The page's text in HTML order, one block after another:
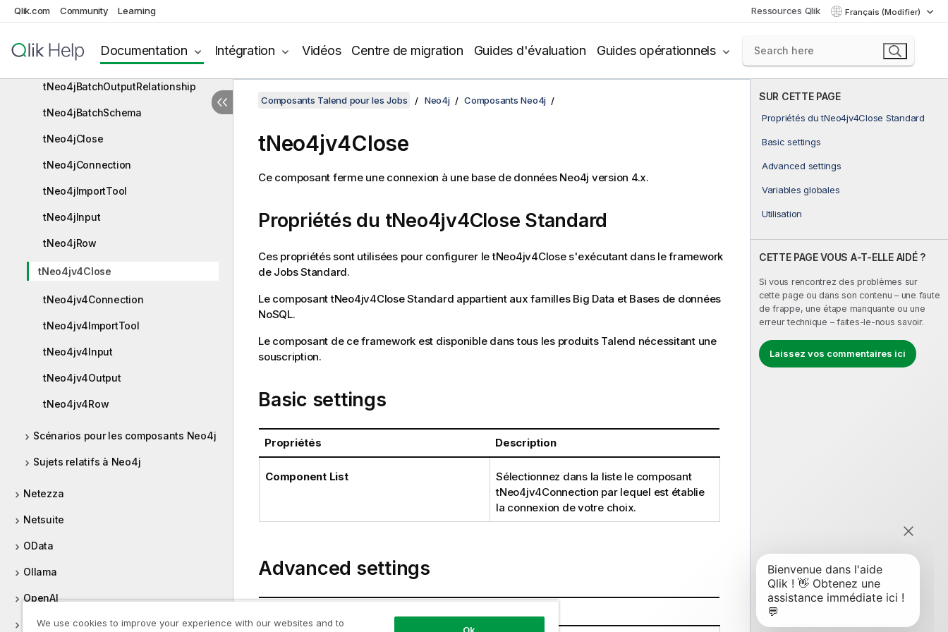
Qlik.com Community Learning Ressources Qlik Français (Modifier)
Documentation Intégration Vidéos Centre de migration Guides d'évaluation Guides opérationnels
Neo4j
tNeo4jBatchOutput
tNeo4jBatchOutputRelationship
tNeo4jBatchSchema
tNeo4jClose
tNeo4jConnection
tNeo4jImportTool
tNeo4jInput
tNeo4jRow
tNeo4jv4Close
tNeo4jv4Connection
tNeo4jv4ImportTool
tNeo4jv4Input
tNeo4jv4Output
tNeo4jv4Row
Scénarios pour les composants Neo4j
Sujets relatifs à Neo4j
Netezza
Netsuite
OData
Ollama
OpenAI
Oracle
SUR CETTE PAGE
Propriétés du tNeo4jv4Close Standard
Basic settings
Advanced settings
Variables globales
Utilisation
CETTE PAGE VOUS A-T-ELLE AIDÉ ?
Si vous rencontrez des problèmes sur
cette page ou dans son contenu – une faute
de frappe, une étape manquante ou une
erreur technique – faites-le-nous savoir.
Laissez vos commentaires ici
Composants Talend pour les Jobs Neo4j Composants Neo4j
tNeo4jv4Close
Ce composant ferme une connexion à une base de données Neo4j version 4.x.
Propriétés du tNeo4jv4Close Standard
Ces propriétés sont utilisées pour configurer letNeo4jv4Closes'exécutant dans le framework
de JobsStandard.
Le composanttNeo4jv4CloseStandard appartient aux familles Big Data et Bases de données
NoSQL.
Le composant de ce framework est disponible dans tous les produits Talend nécessitant une
souscription.
Basic settings
Propriétés Description
Component List
Sélectionnez dans la liste le composant
tNeo4jv4Connection par lequel est établie
la connexion de votre choix.
Advanced settings
We use cookies to improve your experience with our websites and to